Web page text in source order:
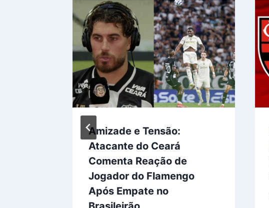
Amizade e Tensão:
Atacante do Ceará
Comenta Reação de
Jogador do Flamengo
Após Empate no